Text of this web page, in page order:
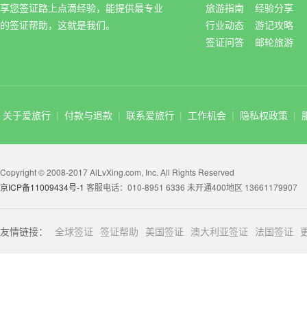
享您签证路上点滴经验，能提供最专业
的签证帮助，这就是我们。
旅游指南
经验分享
行业动态
游记攻略
签证问答
邮轮旅游
关于爱旅行 | 付款与退款 | 联系爱旅行 | 工作机会 | 隐私权政策 |
Copyright © 2008-2017 AiLvXing.com, Inc. All Rights Reserved
京ICP备11009434号-1 客服电话：010-8951 6336 未开通400地区 13661179907
友情链接： 全球签证 签证帮助 美国签证 澳大利亚签证 法国签证